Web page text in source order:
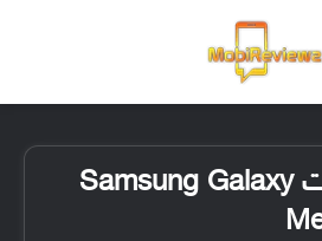
سعر ومواصفات Samsung Galaxy